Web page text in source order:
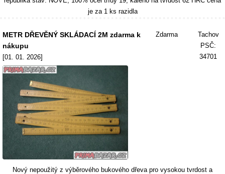
je za 1 ks razidla
METR DŘEVĚNÝ SKLÁDACÍ 2M zdarma k
nákupu
[01. 01. 2026]
Zdarma
Tachov
PSČ:
34701
Nový nepoužitý z výběrového bukového dřeva pro vysokou tvrdost a